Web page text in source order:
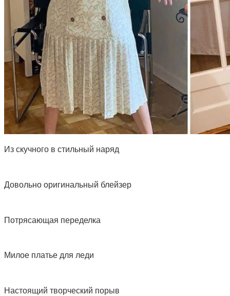
Из скучного в стильный наряд
Довольно оригинальный блейзер
Потрясающая переделка
Милое платье для леди
Настоящий творческий порыв